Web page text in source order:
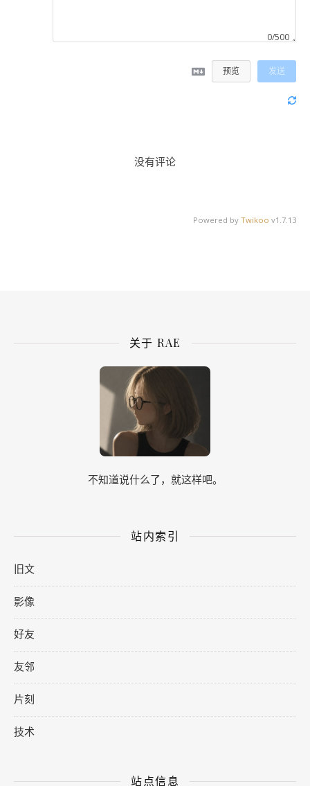
0/500
预览 发送
没有评论
Powered by Twikoo v1.7.13
关于 RAE
不知道说什么了，就这样吧。
站内索引
旧文
影像
好友
友邻
片刻
技术
站点信息